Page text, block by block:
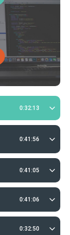
0:32:13
0:41:56
0:41:05
0:41:06
0:32:50